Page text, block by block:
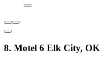
8. Motel 6 Elk City, OK